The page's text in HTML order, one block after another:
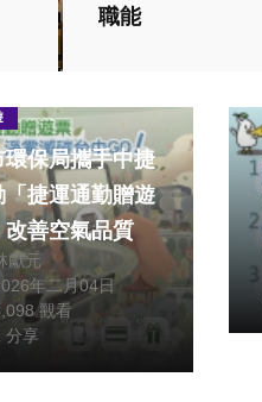
職能
生活
環保局攜手中捷
「捷運通勤贈遊
改善空氣品質
獻元
年二月04日
觀看
分享
義民祭開幕義民